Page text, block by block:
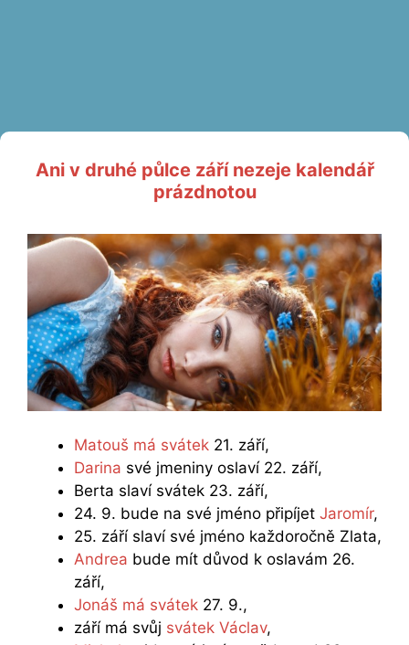
Ani v druhé půlce září nezeje kalendář
prázdnotou
Matouš má svátek 21. září,
Darina své jmeniny oslaví 22. září,
Berta slaví svátek 23. září,
24. 9. bude na své jméno připíjet Jaromír,
25. září slaví své jméno každoročně Zlata,
Andrea bude mít důvod k oslavám 26.
září,
Jonáš má svátek 27. 9.,
září má svůj svátek Václav,